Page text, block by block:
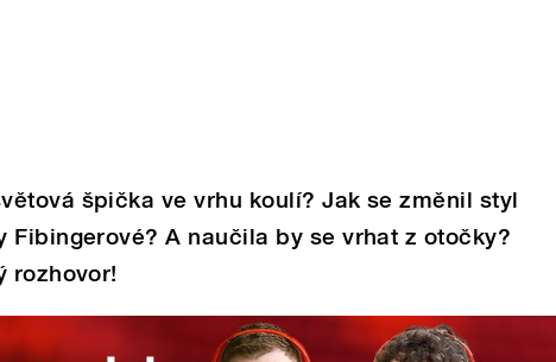
špička ve vrhu koulí? Jak se změnil styl
Fibingerové? A naučila by se vrhat z otočky?
rozhovor!